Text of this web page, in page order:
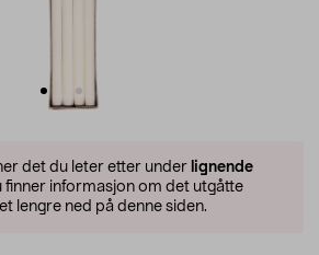
det du leter etter under lignende
finner informasjon om det utgåtte
lengre ned på denne siden.